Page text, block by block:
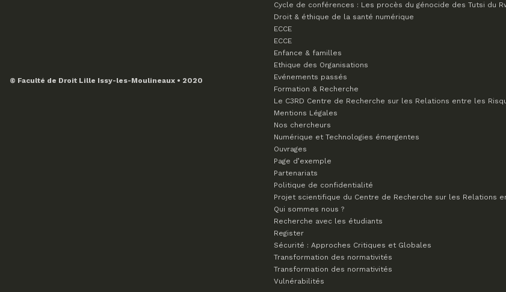
© Faculté de Droit Lille Issy-les-Moulineaux • 2020
Cycle de conférences : Les procès du génocide des Tutsi du
Droit & éthique de la santé numérique
ECCE
ECCE
Enfance & familles
Ethique des Organisations
Evénements passés
Formation & Recherche
Le C3RD Centre de Recherche sur les Relations entre les
Mentions Légales
Nos chercheurs
Numérique et Technologies émergentes
Ouvrages
Page d’exemple
Partenariats
Politique de confidentialité
Projet scientifique du Centre de Recherche sur les Relations
Qui sommes nous ?
Recherche avec les étudiants
Register
Sécurité : Approches Critiques et Globales
Transformation des normativités
Transformation des normativités
Vulnérabilités